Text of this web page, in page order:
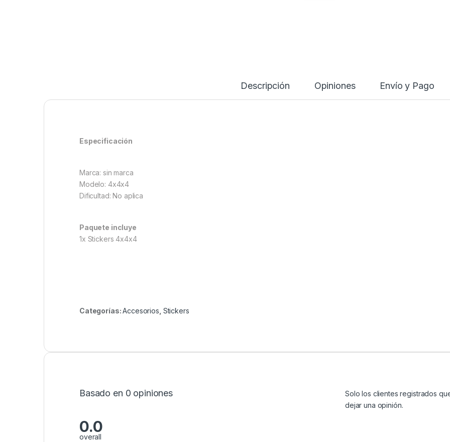
Descripción Opiniones Envío y Pago
Especificación
Marca: sin marca
Modelo: 4x4x4
Dificultad: No aplica
Paquete incluye
1x Stickers 4x4x4
Categorías:Accesorios Stickers
Basado en 0 opiniones
0.0
overall
Solo los clientes registrados
dejar una opinión.